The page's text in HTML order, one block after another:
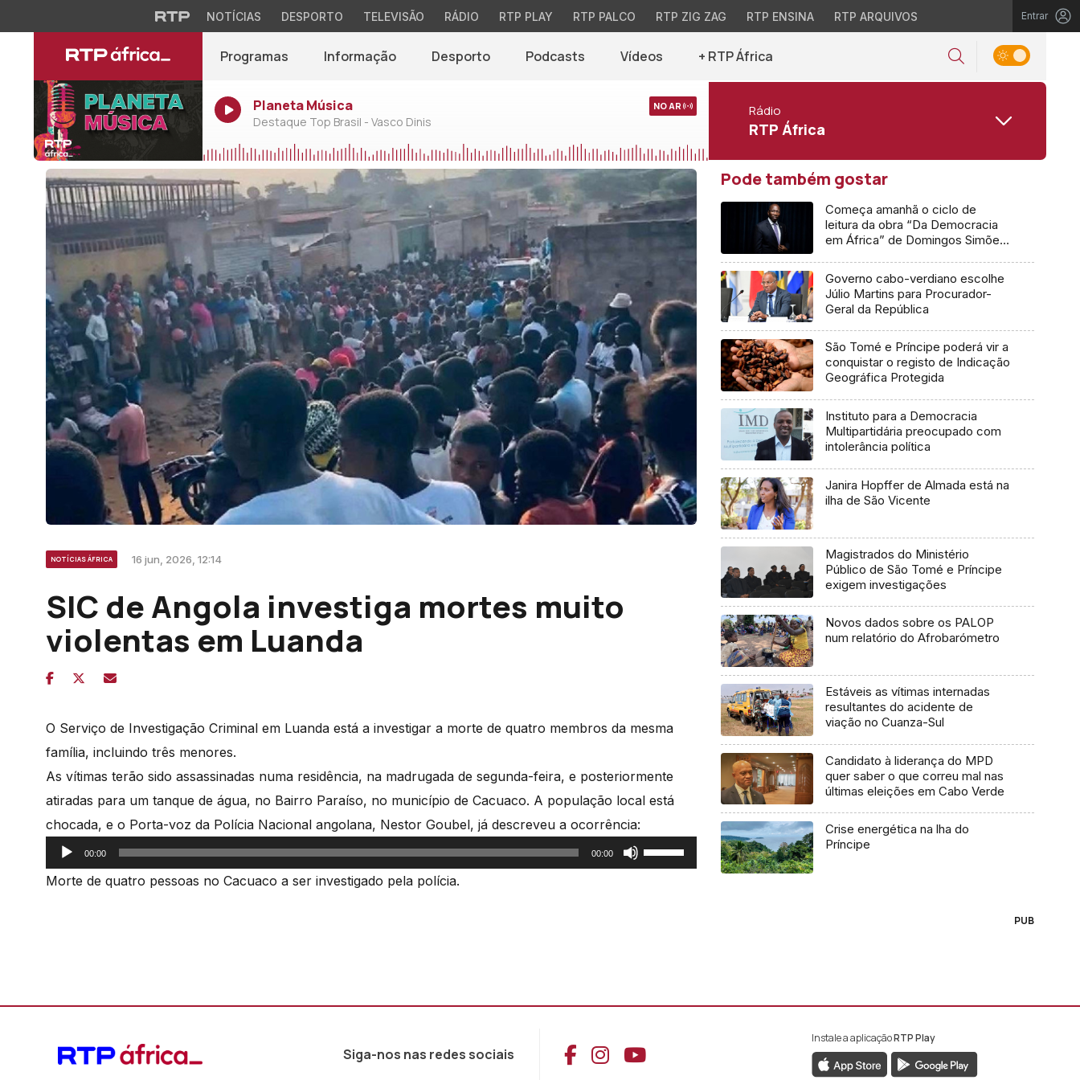
NOTÍCIAS DESPORTO TELEVISÃO RÁDIO RTP PLAY RTP PALCO RTP ZIG ZAG RTP ENSINA RTP ARQUIVOS Entrar
Programas Informação Desporto Podcasts Vídeos + RTP África
Planeta Música
Destaque Top Brasil - Vasco Dinis
NO AR Rádio
RTP África
NOTÍCIAS ÁFRICA 16 jun, 2026, 12:14
SIC de Angola investiga mortes muito
violentas em Luanda
O Serviço de Investigação Criminal em Luanda está a investigar a morte de quatro membros da mesma
família, incluindo três menores.
As vítimas terão sido assassinadas numa residência, na madrugada de segunda-feira, e posteriormente
atiradas para um tanque de água, no Bairro Paraíso, no município de Cacuaco. A população local está
chocada, e o Porta-voz da Polícia Nacional angolana, Nestor Goubel, já descreveu a ocorrência:
Reprodutor
de
00:00 00:00
Use
as
volume.
Morte de quatro pessoas no Cacuaco a ser investigado pela polícia.
Pode também gostar
Começa amanhã o ciclo de
leitura da obra “Da Democracia
em África” de Domingos Simões
Governo cabo-verdiano escolhe
Júlio Martins para Procurador-
Geral da República
São Tomé e Príncipe poderá vir a
conquistar o registo de Indicação
Geográfica Protegida
Instituto para a Democracia
Multipartidária preocupado com
intolerância política
Janira Hopffer de Almada está na
ilha de São Vicente
Magistrados do Ministério
Público de São Tomé e Príncipe
exigem investigações
Novos dados sobre os PALOP
num relatório do Afrobarómetro
Estáveis as vítimas internadas
resultantes do acidente de
viação no Cuanza-Sul
Candidato à liderança do MPD
quer saber o que correu mal nas
últimas eleições em Cabo Verde
Crise energética na lha do
Príncipe
PUB
Siga-nos nas redes sociais Aceder ao Facebook da RTP África
Aceder ao Instagram da RTP África
Aceder ao YouTube da RTP África
Instale a aplicaçãoRTP Play